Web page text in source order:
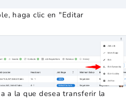
haga clic en "Editar
a la que desea transferir la